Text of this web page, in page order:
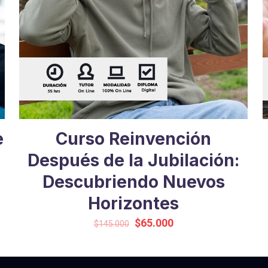
Curso Reinvención
Después de la Jubilación:
Descubriendo Nuevos
Horizontes
$145.000 El
$65.000El